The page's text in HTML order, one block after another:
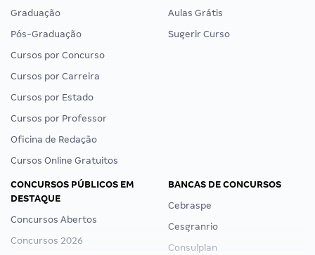
Graduação
Pós-Graduação
Cursos por Concurso
Cursos por Carreira
Cursos por Estado
Cursos por Professor
Oficina de Redação
Cursos Online Gratuitos
Aulas Grátis
Sugerir Curso
CONCURSOS PÚBLICOS EM
DESTAQUE
Concursos Abertos
Concursos 2026
BANCAS DE CONCURSOS
Cebraspe
Cesgranrio
Consulplan